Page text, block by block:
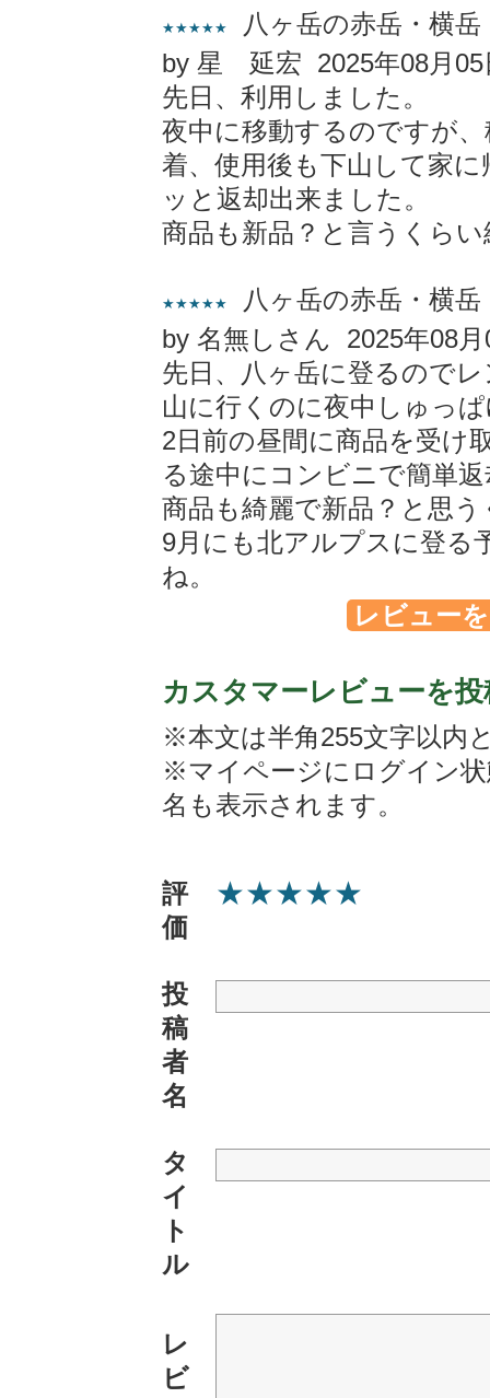
★★★★★
八ヶ岳の赤岳・横
by 星 延宏 2025年08月05
先日、利用しました。
夜中に移動するのですが
着、使用後も下山して家
ッと返却出来ました。
商品も新品？と言うくら
★★★★★
八ヶ岳の赤岳・横
by 名無しさん 2025年08月
先日、八ヶ岳に登るので
山に行くのに夜中しゅっ
2日前の昼間に商品を受け
る途中にコンビニで簡単
商品も綺麗で新品？と思
9月にも北アルプスに登る
ね。
レビュー
カスタマーレビューを
※本文は半角255文字以内
※マイページにログイン
名も表示されます。
評
価
★★★★★
投
稿
者
名
タ
イ
ト
ル
レ
ビ